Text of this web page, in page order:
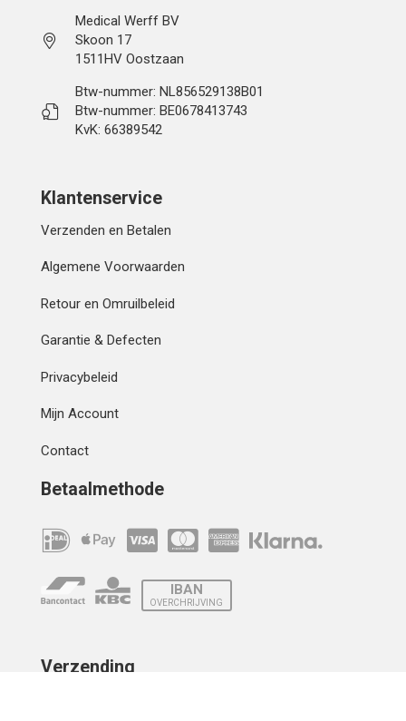
Medical Werff BV
Skoon 17
1511HV Oostzaan
Btw-nummer: NL856529138B01
Btw-nummer: BE0678413743
KvK: 66389542
Klantenservice
Verzenden en Betalen
Algemene Voorwaarden
Retour en Omruilbeleid
Garantie & Defecten
Privacybeleid
Mijn Account
Contact
Betaalmethode
IBAN
OVERCHRIJVING
Verzending